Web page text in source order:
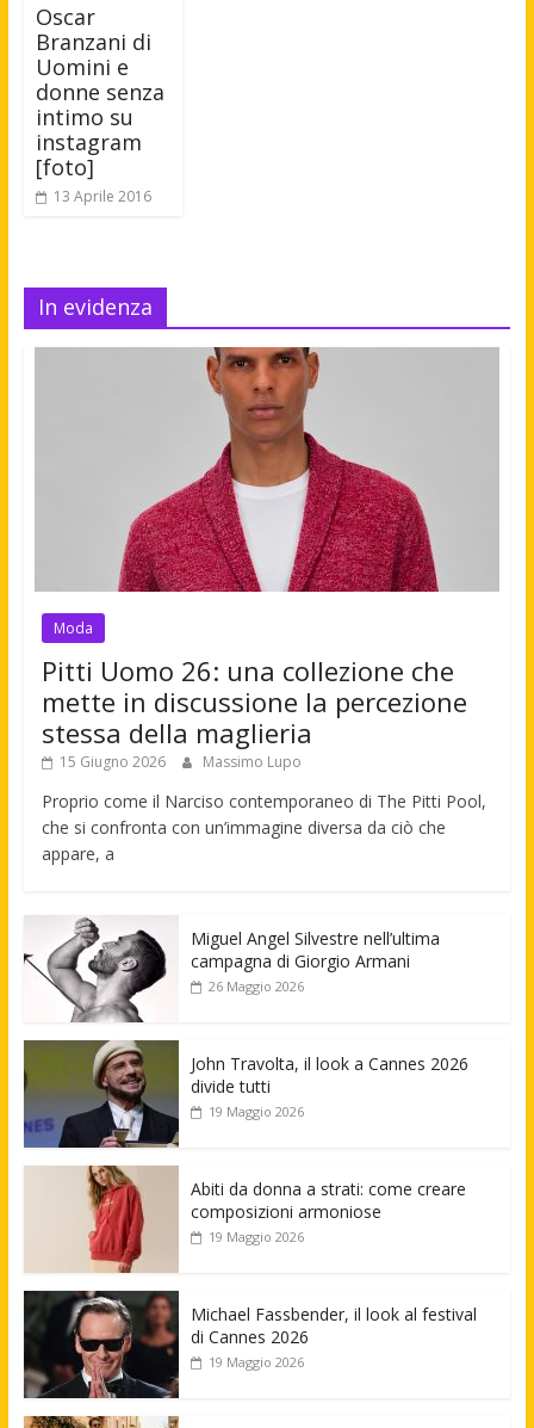
Oscar
Branzani di
Uomini e
donne senza
intimo su
instagram
[foto]
13 Aprile 2016
In evidenza
Moda
Pitti Uomo 26: una collezione che
mette in discussione la percezione
stessa della maglieria
15 Giugno 2026 Massimo Lupo
Proprio come il Narciso contemporaneo di The Pitti Pool,
che si confronta con un’immagine diversa da ciò che
appare, a
Miguel Angel Silvestre nell’ultima
campagna di Giorgio Armani
26 Maggio 2026
John Travolta, il look a Cannes 2026
divide tutti
19 Maggio 2026
Abiti da donna a strati: come creare
composizioni armoniose
19 Maggio 2026
Michael Fassbender, il look al festival
di Cannes 2026
19 Maggio 2026